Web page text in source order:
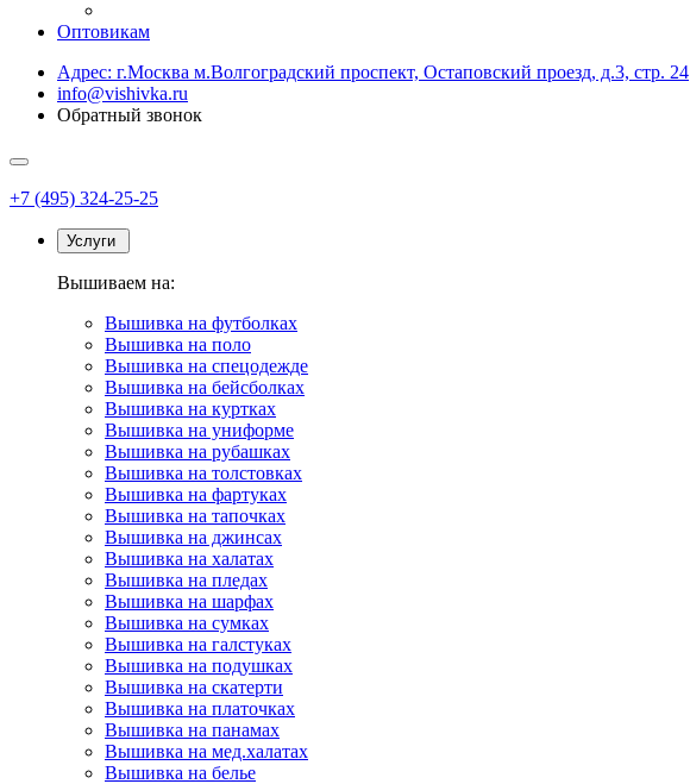
Оптовикам
Адрес: г.Москва м.Волгоградский проспект, Остаповский проезд, д.3, стр. 24
info@vishivka.ru
Обратный звонок
+7 (495) 324-25-25
Услуги
Вышиваем на:
Вышивка на футболках
Вышивка на поло
Вышивка на спецодежде
Вышивка на бейсболках
Вышивка на куртках
Вышивка на униформе
Вышивка на рубашках
Вышивка на толстовках
Вышивка на фартуках
Вышивка на тапочках
Вышивка на джинсах
Вышивка на халатах
Вышивка на пледах
Вышивка на шарфах
Вышивка на сумках
Вышивка на галстуках
Вышивка на подушках
Вышивка на скатерти
Вышивка на платочках
Вышивка на панамах
Вышивка на мед.халатах
Вышивка на белье